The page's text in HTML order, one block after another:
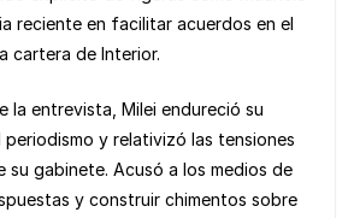
reciente en facilitar acuerdos en el
cartera de Interior.
la entrevista, Milei endureció su
y relativizó las tensiones
su gabinete. Acusó a los medios de
y construir chimentos sobre